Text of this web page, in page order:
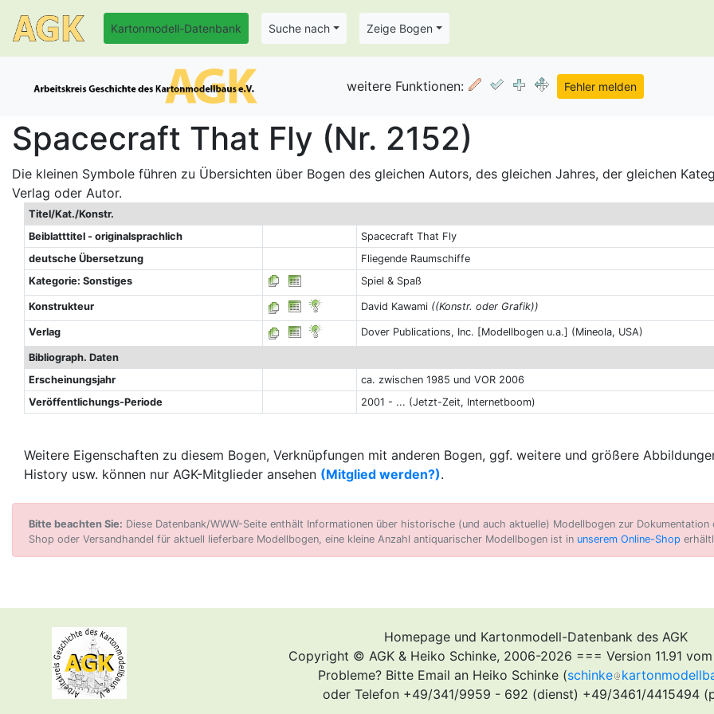
Kartonmodell-Datenbank Suche nach Zeige Bogen
weitere Funktionen:
Spacecraft That Fly (Nr. 2152)
Die kleinen Symbole führen zu Übersichten über Bogen des gleichen Autors, des gleichen Jahres, der gleichen
Verlag oder Autor.
Titel/Kat./Konstr.
Beiblatttitel - originalsprachlich
Spacecraft That Fly
deutsche Übersetzung
Fliegende Raumschiffe
Kategorie: Sonstiges
Spiel & Spaß
Konstrukteur David Kawami ((Konstr. oder Grafik))
Verlag Dover Publications, Inc. [Modellbogen u.a.] (Mineola, USA)
Bibliograph. Daten
Erscheinungsjahr
ca. zwischen 1985 und VOR 2006
Veröffentlichungs-Periode
2001 - ... (Jetzt-Zeit, Internetboom)
Weitere Eigenschaften zu diesem Bogen, Verknüpfungen mit anderen Bogen, ggf. weitere und größere
History usw. können nur AGK-Mitglieder ansehen (Mitglied werden?).
Bitte beachten Sie: Diese Datenbank/WWW-Seite enthält Informationen über historische (und auch aktuelle) Modellbogen zur
Shop oder Versandhandel für aktuell lieferbare Modellbogen, eine kleine Anzahl antiquarischer Modellbogen ist in unserem Online-Shop
Homepage und Kartonmodell-Datenbank des AGK
Copyright © AGK & Heiko Schinke, 2006-2026 === Version 11.91
Probleme? Bitte Email an Heiko Schinke (schinke
oder Telefon +49/341/9959 - 692 (dienst) +49/3461/4415494